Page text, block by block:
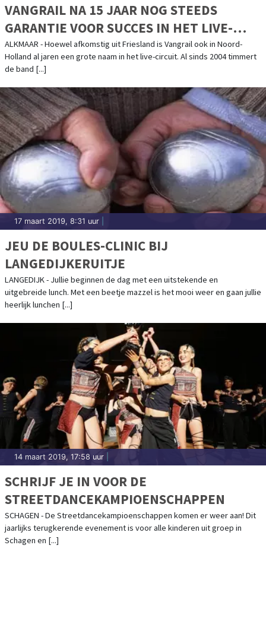
VANGRAIL NA 15 JAAR NOG STEEDS
GARANTIE VOOR SUCCES IN HET LIVE-
CIRCUIT
ALKMAAR - Hoewel afkomstig uit Friesland is Vangrail ook in Noord-
Holland al jaren een grote naam in het live-circuit. Al sinds 2004 timmert
de band [...]
17 maart 2019, 8:31 uur
JEU DE BOULES-CLINIC BIJ
LANGEDIJKERUITJE
LANGEDIJK - Jullie beginnen de dag met een uitstekende en
uitgebreide lunch. Met een beetje mazzel is het mooi weer en gaan jullie
heerlijk lunchen [...]
14 maart 2019, 17:58 uur
SCHRIJF JE IN VOOR DE
STREETDANCEKAMPIOENSCHAPPEN
SCHAGEN - De Streetdancekampioenschappen komen er weer aan! Dit
jaarlijks terugkerende evenement is voor alle kinderen uit groep in
Schagen en [...]